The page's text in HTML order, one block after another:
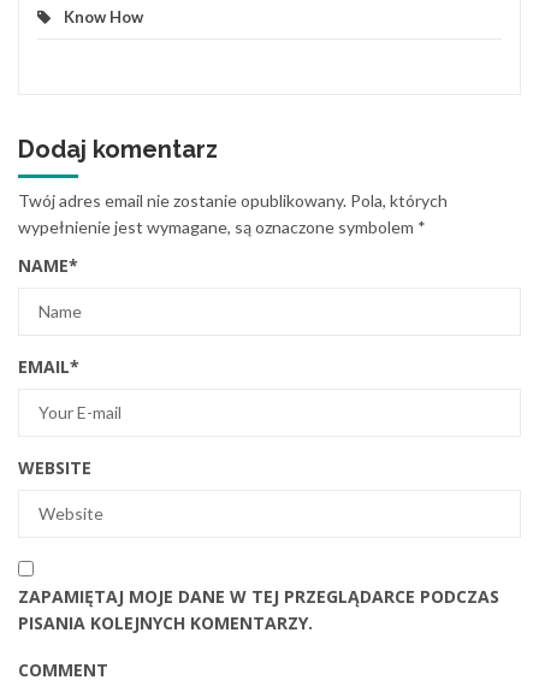
Know How
Dodaj komentarz
Twój adres email nie zostanie opublikowany. Pola, których
wypełnienie jest wymagane, są oznaczone symbolem *
NAME*
EMAIL*
WEBSITE
ZAPAMIĘTAJ MOJE DANE W TEJ PRZEGLĄDARCE PODCZAS
PISANIA KOLEJNYCH KOMENTARZY.
COMMENT